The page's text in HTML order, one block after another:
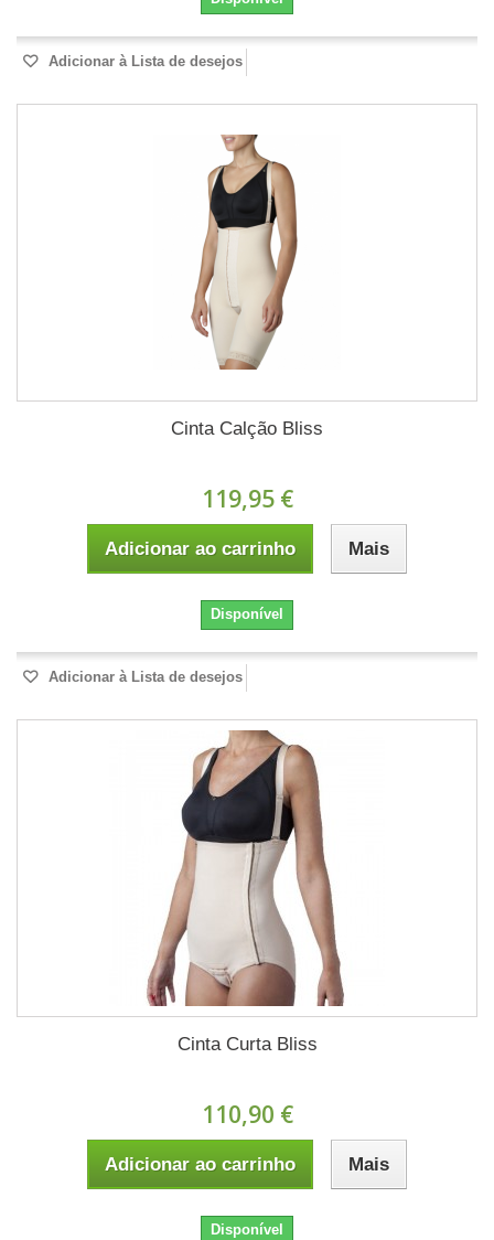
Adicionar à Lista de desejos
Cinta Calção Bliss
119,95 €
Adicionar ao carrinho Mais
Disponível
Adicionar à Lista de desejos
Cinta Curta Bliss
110,90 €
Adicionar ao carrinho Mais
Disponível